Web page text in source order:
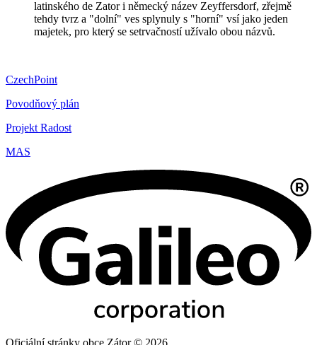
latinského de Zator i německý název Zeyffersdorf, zřejmě
tehdy tvrz a "dolní" ves splynuly s "horní" vsí jako jeden
majetek, pro který se setrvačností užívalo obou názvů.
CzechPoint
Povodňový plán
Projekt Radost
MAS